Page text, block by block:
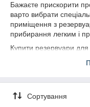
Бажаєте прискорити
варто вибрати
приміщення з
прибирання легким і
Купити резервуари
подібних моделей
Резервуар для
зручності
Сортування